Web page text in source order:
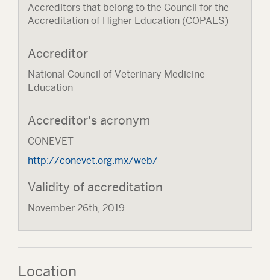
Accreditors that belong to the Council for the
Accreditation of Higher Education (COPAES)
Accreditor
National Council of Veterinary Medicine
Education
Accreditor's acronym
CONEVET
http://conevet.org.mx/web/
Validity of accreditation
November 26th, 2019
Location